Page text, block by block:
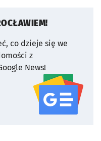
co dzieje się we
z
News!
serwisu